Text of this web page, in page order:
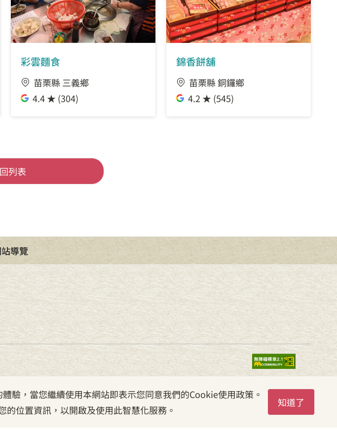
驗，當您繼續使用本網站即表示您同意我們的Cookie使用政策。
位置資訊，以開啟及使用此智慧化服務。
知道了
彩雲麵食
苗栗縣 三義鄉
4.4 ★ (304)
錦香餅舖
苗栗縣 銅鑼鄉
4.2 ★ (545)
回列表
導覽